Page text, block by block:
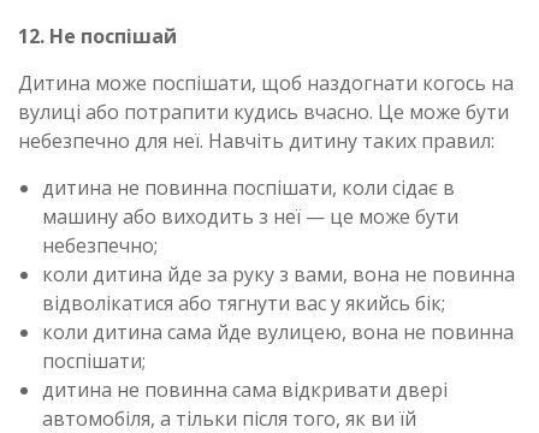
12. Не поспішай
Дитина може поспішати, щоб наздогнати когось на
вулиці або потрапити кудись вчасно. Це може бути
небезпечно для неї. Навчіть дитину таких правил:
дитина не повинна поспішати, коли сідає в
машину або виходить з неї — це може бути
небезпечно;
коли дитина йде за руку з вами, вона не повинна
відволікатися або тягнути вас у якийсь бік;
коли дитина сама йде вулицею, вона не повинна
поспішати;
дитина не повинна сама відкривати двері
автомобіля, а тільки після того, як ви їй